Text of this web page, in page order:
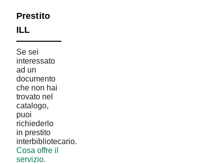
Prestito
ILL
Se sei
interessato
ad un
documento
che non hai
trovato nel
catalogo,
puoi
richiederlo
in prestito
interbibliotecario.
Cosa offre il
servizio.